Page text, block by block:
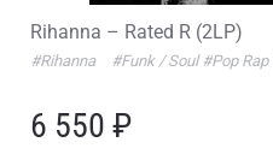
Rihanna – Rated R (2LP)
#Rihanna #Funk / Soul #Pop Rap
6 550 ₽